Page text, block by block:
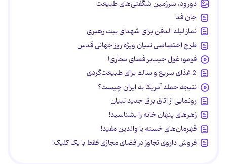
دورود، سرزمین شگفتی‌های طبیعت
جان فدا
نماز لیله الدفن برای شهدای بیت رهبری
طرح اختصاصی تبیان ویژه روز جهانی قدس
فومو؛ غول جیب‌بر فضای مجازی!
۵ غذای سریع و سالم برای طبیعت‌گردی
نتیجه حمله آمریکا به ایران چیست؟
رونمایی از اتاق برق جدید تبیان
زهرهای پنهان خانه را بشناسید!
قهرمان‌های خسته یا والدین مفید!
فروش داروی تجاوز در فضای مجازی فقط با یک کلیک!